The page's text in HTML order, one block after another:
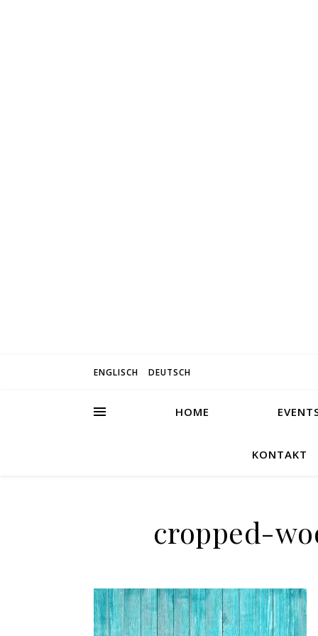
ENGLISCH DEUTSCH
HOME
KONTAKT
cropped-